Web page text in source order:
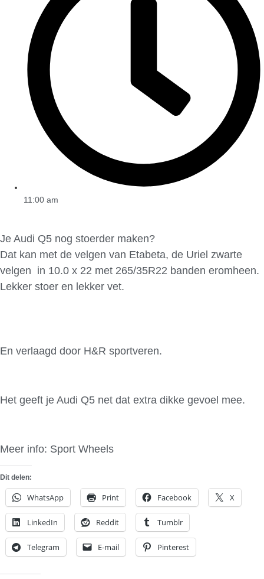
11:00 am
Je Audi Q5 nog stoerder maken?
Dat kan met de velgen van Etabeta, de Uriel zwarte
velgen in 10.0 x 22 met 265/35R22 banden eromheen.
Lekker stoer en lekker vet.
En verlaagd door H&R sportveren.
Het geeft je Audi Q5 net dat extra dikke gevoel mee.
Meer info: Sport Wheels
Dit delen:
WhatsApp Print Facebook X
LinkedIn Reddit Tumblr
Telegram E-mail Pinterest